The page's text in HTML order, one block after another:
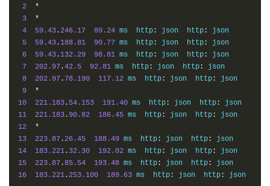
2
*
3
*
4
59.43 .246.17 89.24 ms  http : json  http :
json
5
59.43 . 188.81 90.77 ms  http : json  http :
json
6
59.43 . 132.29 98.81 ms  http : json  http :
json
7
202.97 .42.5 92.81 ms  http : json  http :
json
8
202.97 . 78.190 117.12 ms  http : json  http :
json
9
*
10
221.183 . 54.153 191.40 ms  http : json  http :
11
221.183 .90.82 186.45 ms  http : json  http :
12
*
13
223.87 .26.45 188.49 ms  http : json  http :
14
183.221 . 32.30 192.02 ms  http : json  http :
15
223.87 .85.54 193.48 ms  http : json  http :
16
183.221 .253.100 189.63 ms  http : json  http : json